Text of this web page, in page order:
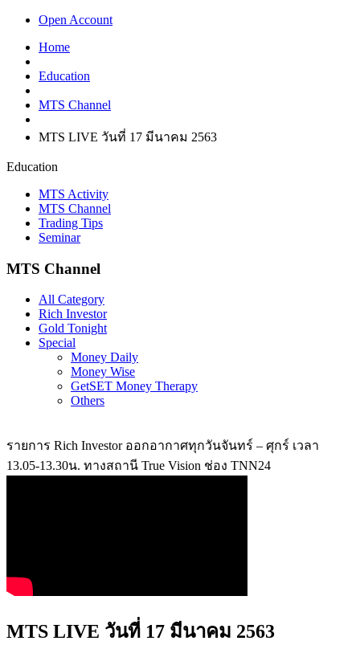
Open Account
Home
Education
MTS Channel
MTS LIVE วันที่ 17 มีนาคม 2563
Education
MTS Activity
MTS Channel
Trading Tips
Seminar
MTS Channel
All Category
Rich Investor
Gold Tonight
Special
Money Daily
Money Wise
GetSET Money Therapy
Others
รายการ Rich Investor ออกอากาศทุกวันจันทร์ – ศุกร์ เวลา
13.05-13.30น. ทางสถานี True Vision ช่อง TNN24
MTS LIVE วันที่ 17 มีนาคม 2563